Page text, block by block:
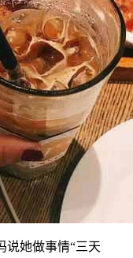
说她做事情“三天